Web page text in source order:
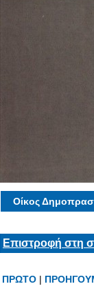
Οίκος
Επιστροφή στη
ΠΡΩΤΟ |